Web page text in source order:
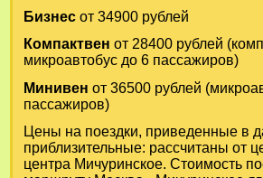
Бизнесот 34900 рублей
Компактвен от 28400 рублей
микроавтобус до 6 пассажиров)
Минивен от 36500 рублей
пассажиров)
Цены на поездки, приведенные в
приблизительные: рассчитаны от
центра Мичуринское. Стоимость